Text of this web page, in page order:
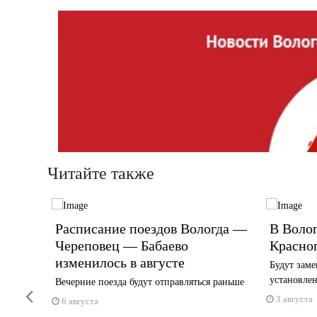
Читайте также
Расписание поездов Вологда —
Череповец — Бабаево
изменилось в августе
Вечерние поезда будут отправляться раньше
6 августа
В
Будут
3 августа